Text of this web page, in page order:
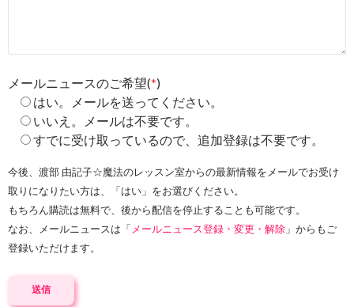
メールニュースのご希望(*)
はい。メールを送ってください。
いいえ。メールは不要です。
すでに受け取っているので、追加登録は不要です。
今後、渡部 由記子☆魔法のレッスン室からの最新情報をメールでお受け
取りになりたい方は、「はい」をお選びください。
もちろん購読は無料で、後から配信を停止することも可能です。
なお、メールニュースは「 メールニュース登録・変更・解除 」からもご
登録いただけます。